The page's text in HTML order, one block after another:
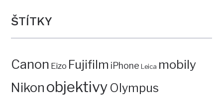
ŠTÍTKY
Canon Eizo Fujifilm iPhone Leica mobily
Nikon objektivy Olympus